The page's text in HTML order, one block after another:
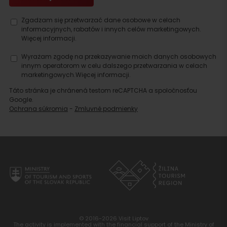
Zgadzam się przetwarzać dane osobowe w celach
informacyjnych, rabatów i innych celów marketingowych.
Więcej informacji.
Wyrażam zgodę na przekazywanie moich danych osobowych
innym operatorom w celu dalszego przetwarzania w celach
marketingowych.Więcej informacji.
Táto stránka je chránená testom reCAPTCHA a spoločnosťou
Google.
Ochrana súkromia - Zmluvné podmienky
© 2016-2026 Visit Liptov
The activity is implemented with the financial support of the Ministry of